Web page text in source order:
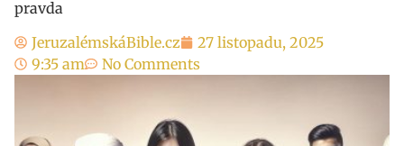
pravda
JeruzalémskáBible.cz
27 listopadu, 2025
9:35 am
No Comments